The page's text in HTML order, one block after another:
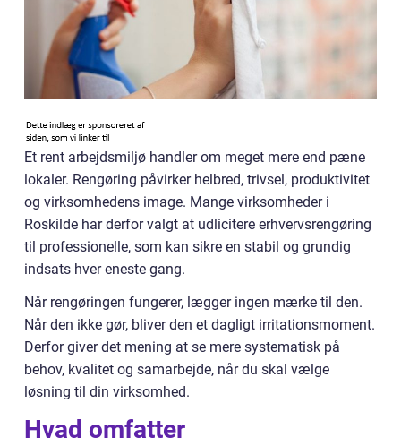
Et rent arbejdsmiljø handler om meget mere end pæne
lokaler. Rengøring påvirker helbred, trivsel, produktivitet
og virksomhedens image. Mange virksomheder i
Roskilde har derfor valgt at udlicitere erhvervsrengøring
til professionelle, som kan sikre en stabil og grundig
indsats hver eneste gang.
Når rengøringen fungerer, lægger ingen mærke til den.
Når den ikke gør, bliver den et dagligt irritationsmoment.
Derfor giver det mening at se mere systematisk på
behov, kvalitet og samarbejde, når du skal vælge
løsning til din virksomhed.
Hvad omfatter